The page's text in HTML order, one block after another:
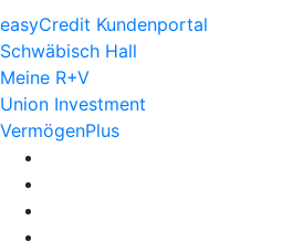
easyCredit Kundenportal
Schwäbisch Hall
Meine R+V
Union Investment
VermögenPlus